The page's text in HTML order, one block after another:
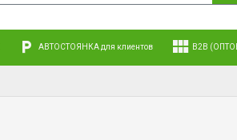
АВТОСТОЯНКА для клиентов B2B